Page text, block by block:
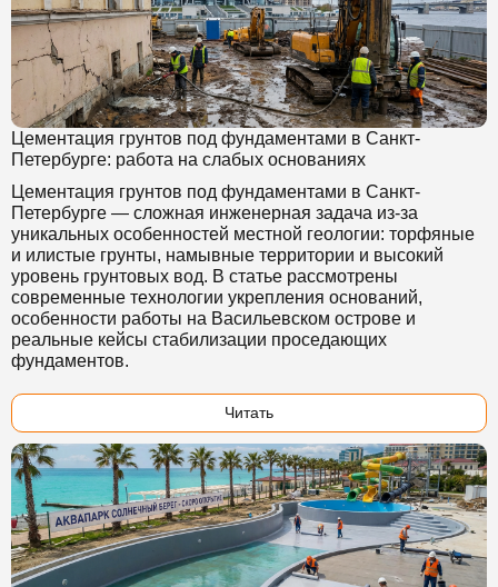
Цементация грунтов под фундаментами в Санкт-
Петербурге: работа на слабых основаниях
Цементация грунтов под фундаментами в Санкт-
Петербурге — сложная инженерная задача из-за
уникальных особенностей местной геологии: торфяные
и илистые грунты, намывные территории и высокий
уровень грунтовых вод. В статье рассмотрены
современные технологии укрепления оснований,
особенности работы на Васильевском острове и
реальные кейсы стабилизации проседающих
фундаментов.
Читать